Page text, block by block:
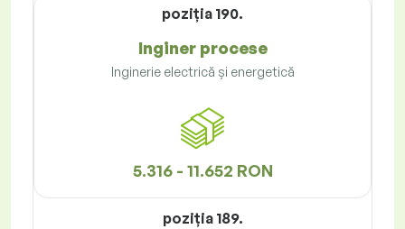
poziţia 190.
Inginer procese
Inginerie electrică și energetică
5.316 - 11.652 RON
poziţia 189.